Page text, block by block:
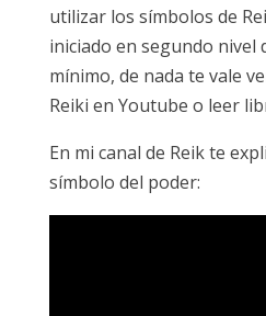
utilizar los símbolos de
iniciado en segundo nivel
mínimo, de nada te vale
Reiki en Youtube o leer
En mi canal de Reik te
símbolo del poder: